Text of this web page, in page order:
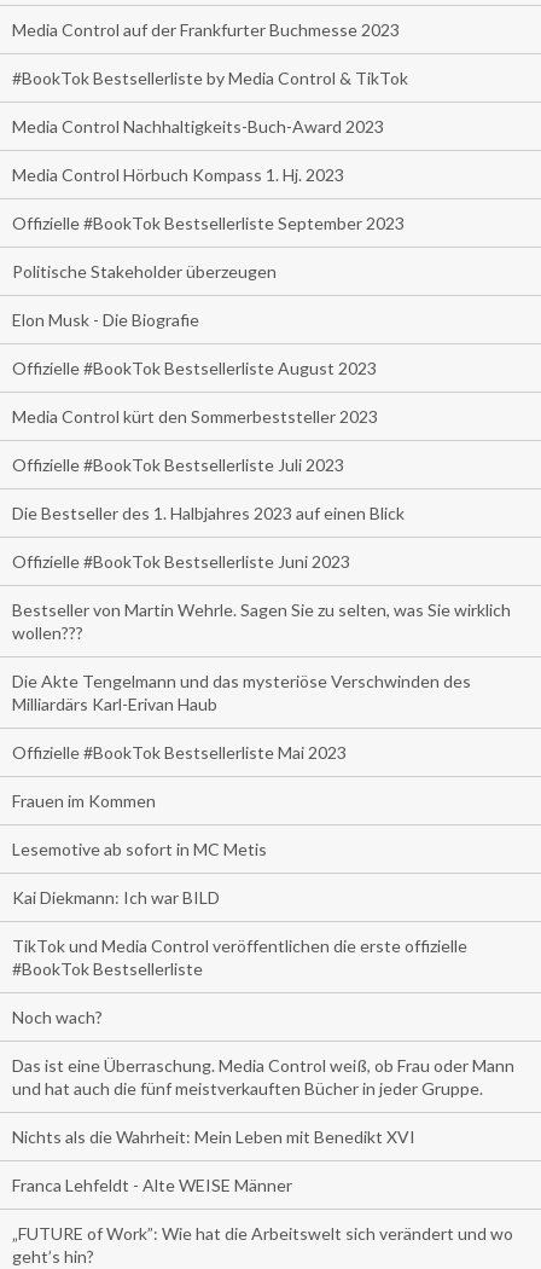
Media Control auf der Frankfurter Buchmesse 2023
#BookTok Bestsellerliste by Media Control & TikTok
Media Control Nachhaltigkeits-Buch-Award 2023
Media Control Hörbuch Kompass 1. Hj. 2023
Offizielle #BookTok Bestsellerliste September 2023
Politische Stakeholder überzeugen
Elon Musk - Die Biografie
Offizielle #BookTok Bestsellerliste August 2023
Media Control kürt den Sommerbeststeller 2023
Offizielle #BookTok Bestsellerliste Juli 2023
Die Bestseller des 1. Halbjahres 2023 auf einen Blick
Offizielle #BookTok Bestsellerliste Juni 2023
Bestseller von Martin Wehrle. Sagen Sie zu selten, was Sie wirklich
wollen???
Die Akte Tengelmann und das mysteriöse Verschwinden des
Milliardärs Karl-Erivan Haub
Offizielle #BookTok Bestsellerliste Mai 2023
Frauen im Kommen
Lesemotive ab sofort in MC Metis
Kai Diekmann: Ich war BILD
TikTok und Media Control veröffentlichen die erste offizielle
#BookTok Bestsellerliste
Noch wach?
Das ist eine Überraschung. Media Control weiß, ob Frau oder Mann
und hat auch die fünf meistverkauften Bücher in jeder Gruppe.
Nichts als die Wahrheit: Mein Leben mit Benedikt XVI
Franca Lehfeldt - Alte WEISE Männer
„FUTURE of Work”: Wie hat die Arbeitswelt sich verändert und wo
geht’s hin?